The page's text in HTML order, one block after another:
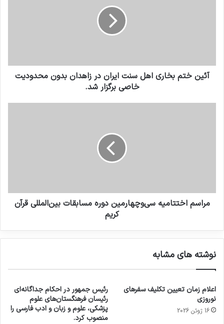
آئین ختم بخاری اهل سنت ایران در زاهدان بدون محدودیت
خاصی برگزار شد.
مراسم اختتامیه سی‌وچهارمین دوره مسابقات بین‌المللی قرآن
کریم
نوشته های مشابه
اعلام زمان تعیین تکلیف سفرهای
نوروزی
16 ژوئن 2026
رئیس جمهور در احکام جداگانه‌ای
رئیسان فرهنگستان‌های علوم
پزشکی، علوم و زبان و ادب فارسی را
منصوب کرد.